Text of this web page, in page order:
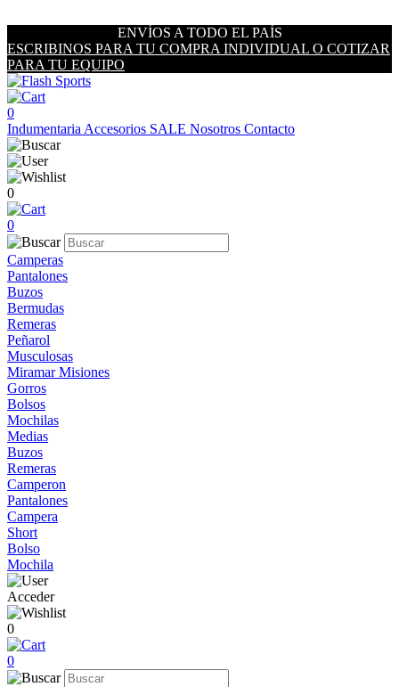
ENVÍOS A TODO EL PAÍS
ESCRIBINOS PARA TU COMPRA INDIVIDUAL O COTIZAR
PARA TU EQUIPO
0
Indumentaria Accesorios SALE Nosotros Contacto
0
0
Camperas
Pantalones
Buzos
Bermudas
Remeras
Peñarol
Musculosas
Miramar Misiones
Gorros
Bolsos
Mochilas
Medias
Buzos
Remeras
Camperon
Pantalones
Campera
Short
Bolso
Mochila
Acceder
0
0